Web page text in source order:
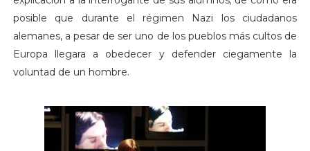
posible que durante el régimen Nazi los ciudadanos
alemanes, a pesar de ser uno de los pueblos más cultos de
Europa llegara a obedecer y defender ciegamente la
voluntad de un hombre.